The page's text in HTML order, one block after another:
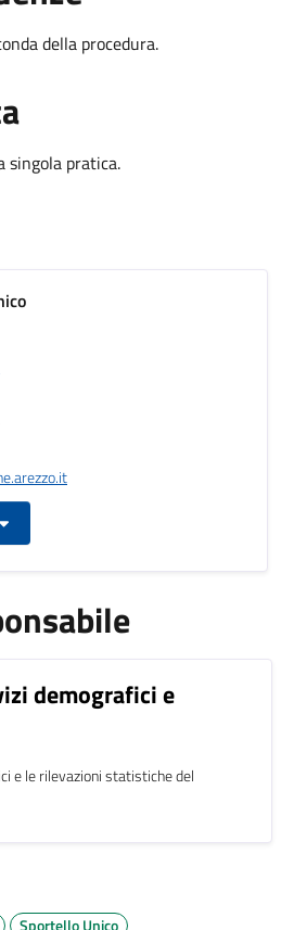
della procedura.
singola pratica.
demografici e
e le rilevazioni statistiche del
Sportello Unico